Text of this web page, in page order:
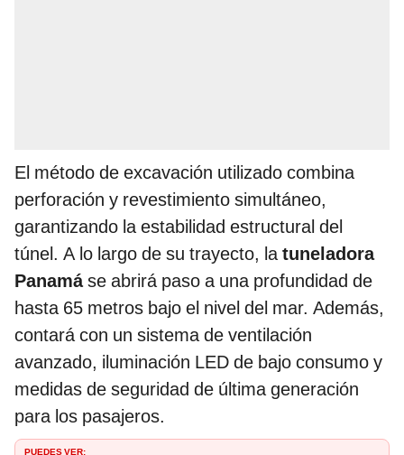
El método de excavación utilizado combina
perforación y revestimiento simultáneo,
garantizando la estabilidad estructural del
túnel. A lo largo de su trayecto, latuneladora
Panamáse abrirá paso a una profundidad de
hasta 65 metros bajo el nivel del mar. Además,
contará con un sistema de ventilación
avanzado, iluminación LED de bajo consumo y
medidas de seguridad de última generación
para los pasajeros.
PUEDES VER: